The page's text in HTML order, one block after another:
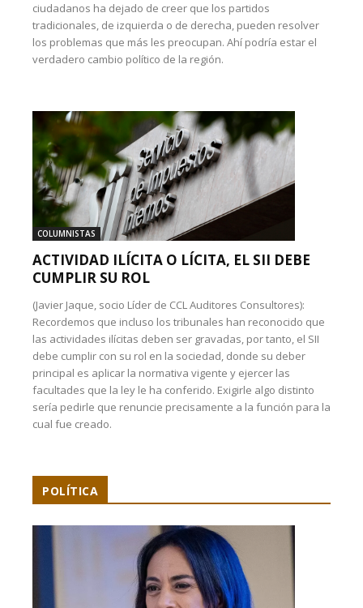
ciudadanos ha dejado de creer que los partidos
tradicionales, de izquierda o de derecha, pueden resolver
los problemas que más les preocupan. Ahí podría estar el
verdadero cambio político de la región.
COLUMNISTAS
ACTIVIDAD ILÍCITA O LÍCITA, EL SII DEBE
CUMPLIR SU ROL
(Javier Jaque, socio Líder de CCL Auditores Consultores):
Recordemos que incluso los tribunales han reconocido que
las actividades ilícitas deben ser gravadas, por tanto, el SII
debe cumplir con su rol en la sociedad, donde su deber
principal es aplicar la normativa vigente y ejercer las
facultades que la ley le ha conferido. Exigirle algo distinto
sería pedirle que renuncie precisamente a la función para la
cual fue creado.
POLÍTICA